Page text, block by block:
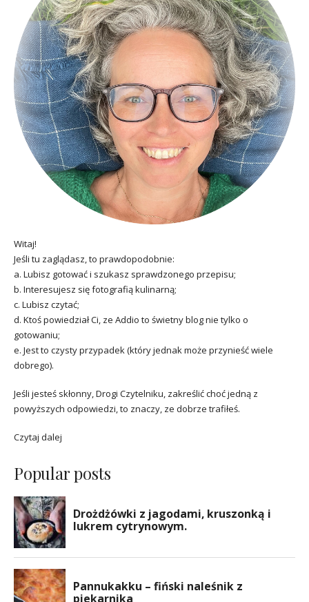
Witaj!
Jeśli tu zaglądasz, to prawdopodobnie:
a. Lubisz gotować i szukasz sprawdzonego przepisu;
b. Interesujesz się fotografią kulinarną;
c. Lubisz czytać;
d. Ktoś powiedział Ci, ze Addio to świetny blog nie tylko o
gotowaniu;
e. Jest to czysty przypadek (który jednak może przynieść wiele
dobrego).
Jeśli jesteś skłonny, Drogi Czytelniku, zakreślić choć jedną z
powyższych odpowiedzi, to znaczy, ze dobrze trafiłeś.
Czytaj dalej
Popular posts